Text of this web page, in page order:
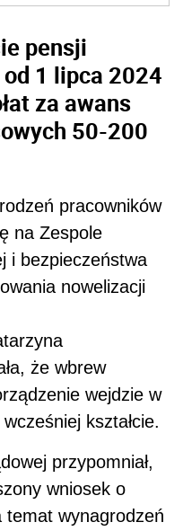
pensji
1 lipca 2024
za awans
50-200
pracowników
na Zespole
i bezpieczeństwa
nowelizacji
że wbrew
wejdzie w
kształcie.
przypomniał,
wniosek o
temat wynagrodzeń